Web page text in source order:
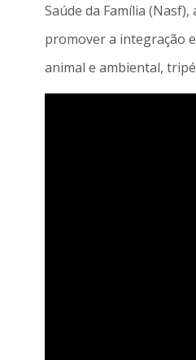
Saúde da Família
promover a integração
animal e ambiental,